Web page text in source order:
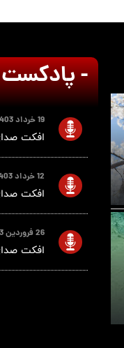
-
19 خرداد 1403, 12:21
افکت
12 خرداد 1403, 14:42
افکت
26 فروردین 1403, 13:49
افکت